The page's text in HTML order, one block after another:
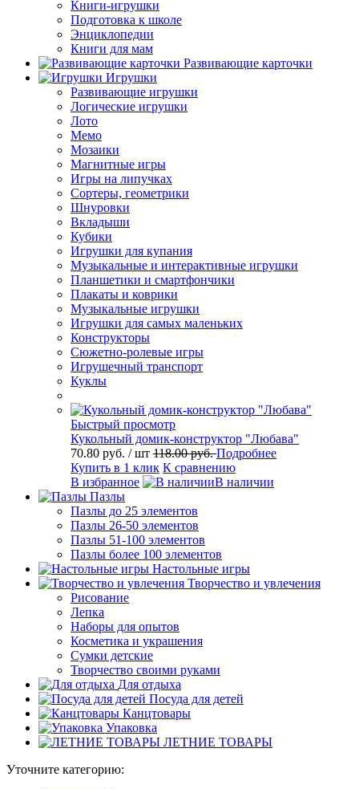
Книги-игрушки
Подготовка к школе
Энциклопедии
Книги для мам
Развивающие карточки
Игрушки
Развивающие игрушки
Логические игрушки
Лото
Мемо
Мозаики
Магнитные игры
Игры на липучках
Сортеры, геометрики
Шнуровки
Вкладыши
Кубики
Игрушки для купания
Музыкальные и интерактивные игрушки
Планшетики и смартфончики
Плакаты и коврики
Музыкальные игрушки
Игрушки для самых маленьких
Конструкторы
Сюжетно-ролевые игры
Игрушечный транспорт
Куклы
Быстрый просмотр
Кукольный домик-конструктор "Любава"
70.80 руб. / шт 118.00 руб.Подробнее
Купить в 1 клик К сравнению
В избранное
В наличии
Пазлы
Пазлы до 25 элементов
Пазлы 26-50 элементов
Пазлы 51-100 элементов
Пазлы более 100 элементов
Настольные игры
Творчество и увлечения
Рисование
Лепка
Наборы для опытов
Косметика и украшения
Сумки детские
Творчество своими руками
Для отдыха
Посуда для детей
Канцтовары
Упаковка
ЛЕТНИЕ ТОВАРЫ
Уточните категорию: